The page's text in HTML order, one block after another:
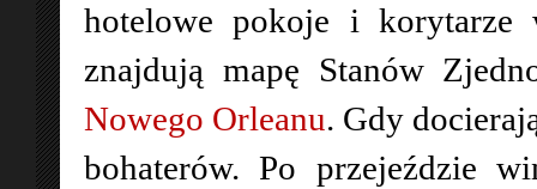
hotelowe pokoje i korytarze
znajdują mapę Stanów
Nowego Orleanu. Gdy
bohaterów. Po przejeździe